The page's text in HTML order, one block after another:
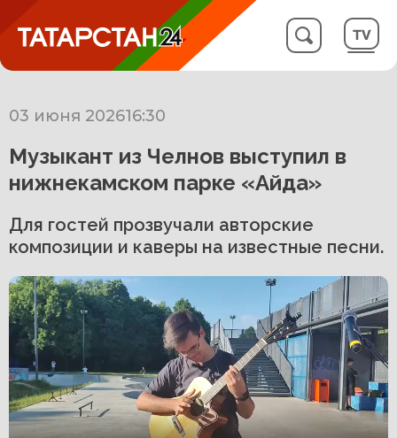
03 июня 202616:30
Музыкант из Челнов выступил в
нижнекамском парке «Айда»
Для гостей прозвучали авторские
композиции и каверы на известные песни.